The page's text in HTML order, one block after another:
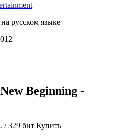
русском языке
Beginning -
/329 бит Купить